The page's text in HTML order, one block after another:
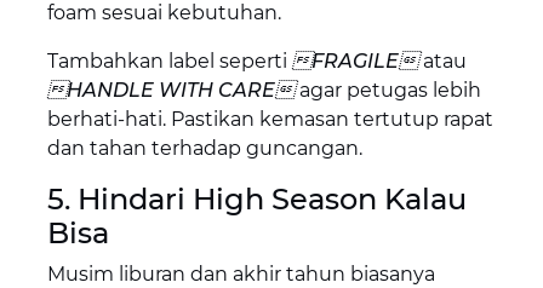
foam sesuai kebutuhan.
Tambahkan label seperti FRAGILE atau
HANDLE WITH CARE agar petugas lebih
berhati-hati. Pastikan kemasan tertutup rapat
dan tahan terhadap guncangan.
5. Hindari High Season Kalau
Bisa
Musim liburan dan akhir tahun biasanya